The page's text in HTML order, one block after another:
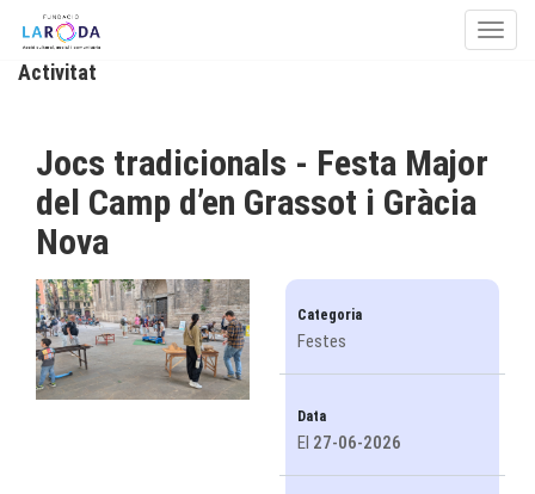
Skip to content
Activitat
Jocs tradicionals - Festa Major
del Camp d’en Grassot i Gràcia
Nova
Categoria
Festes
Data
El 27-06-2026